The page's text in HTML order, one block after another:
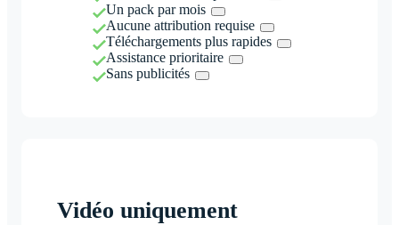
Un pack par mois
Aucune attribution requise
Téléchargements plus rapides
Assistance prioritaire
Sans publicités
Vidéo uniquement